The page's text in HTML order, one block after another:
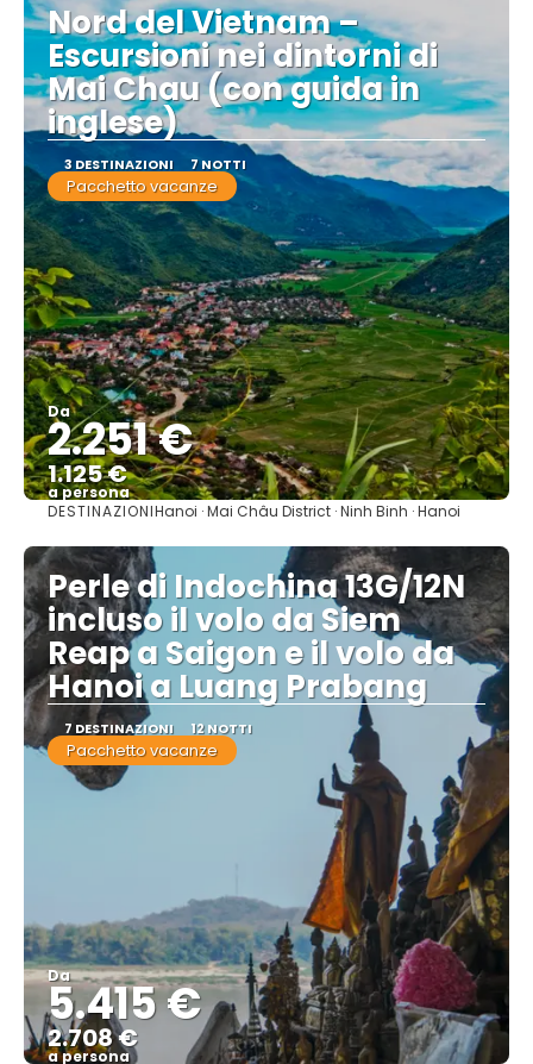
Nord del Vietnam –
Escursioni nei dintorni di
Mai Chau (con guida in
inglese)
3 DESTINAZIONI 7 NOTTI
Pacchetto vacanze
Da
2.251 €
1.125 €
a persona
Vedere
DESTINAZIONIHanoi · Mai Châu District · Ninh Binh · Hanoi
Perle di Indochina 13G/12N
incluso il volo da Siem
Reap a Saigon e il volo da
Hanoi a Luang Prabang
7 DESTINAZIONI 12 NOTTI
Pacchetto vacanze
Da
5.415 €
2.708 €
a persona